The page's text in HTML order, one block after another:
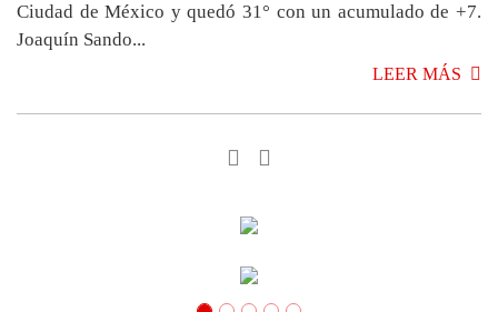
Ciudad de México y quedó 31° con un acumulado de +7.
Joaquín Sando...
LEER MÁS